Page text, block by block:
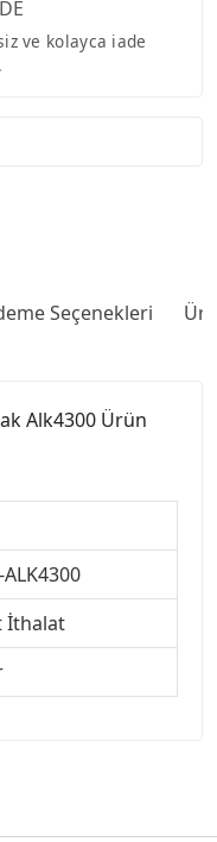
ve kolayca iade
Seçenekleri
Alk4300 Ürün
ALK4300
İthalat